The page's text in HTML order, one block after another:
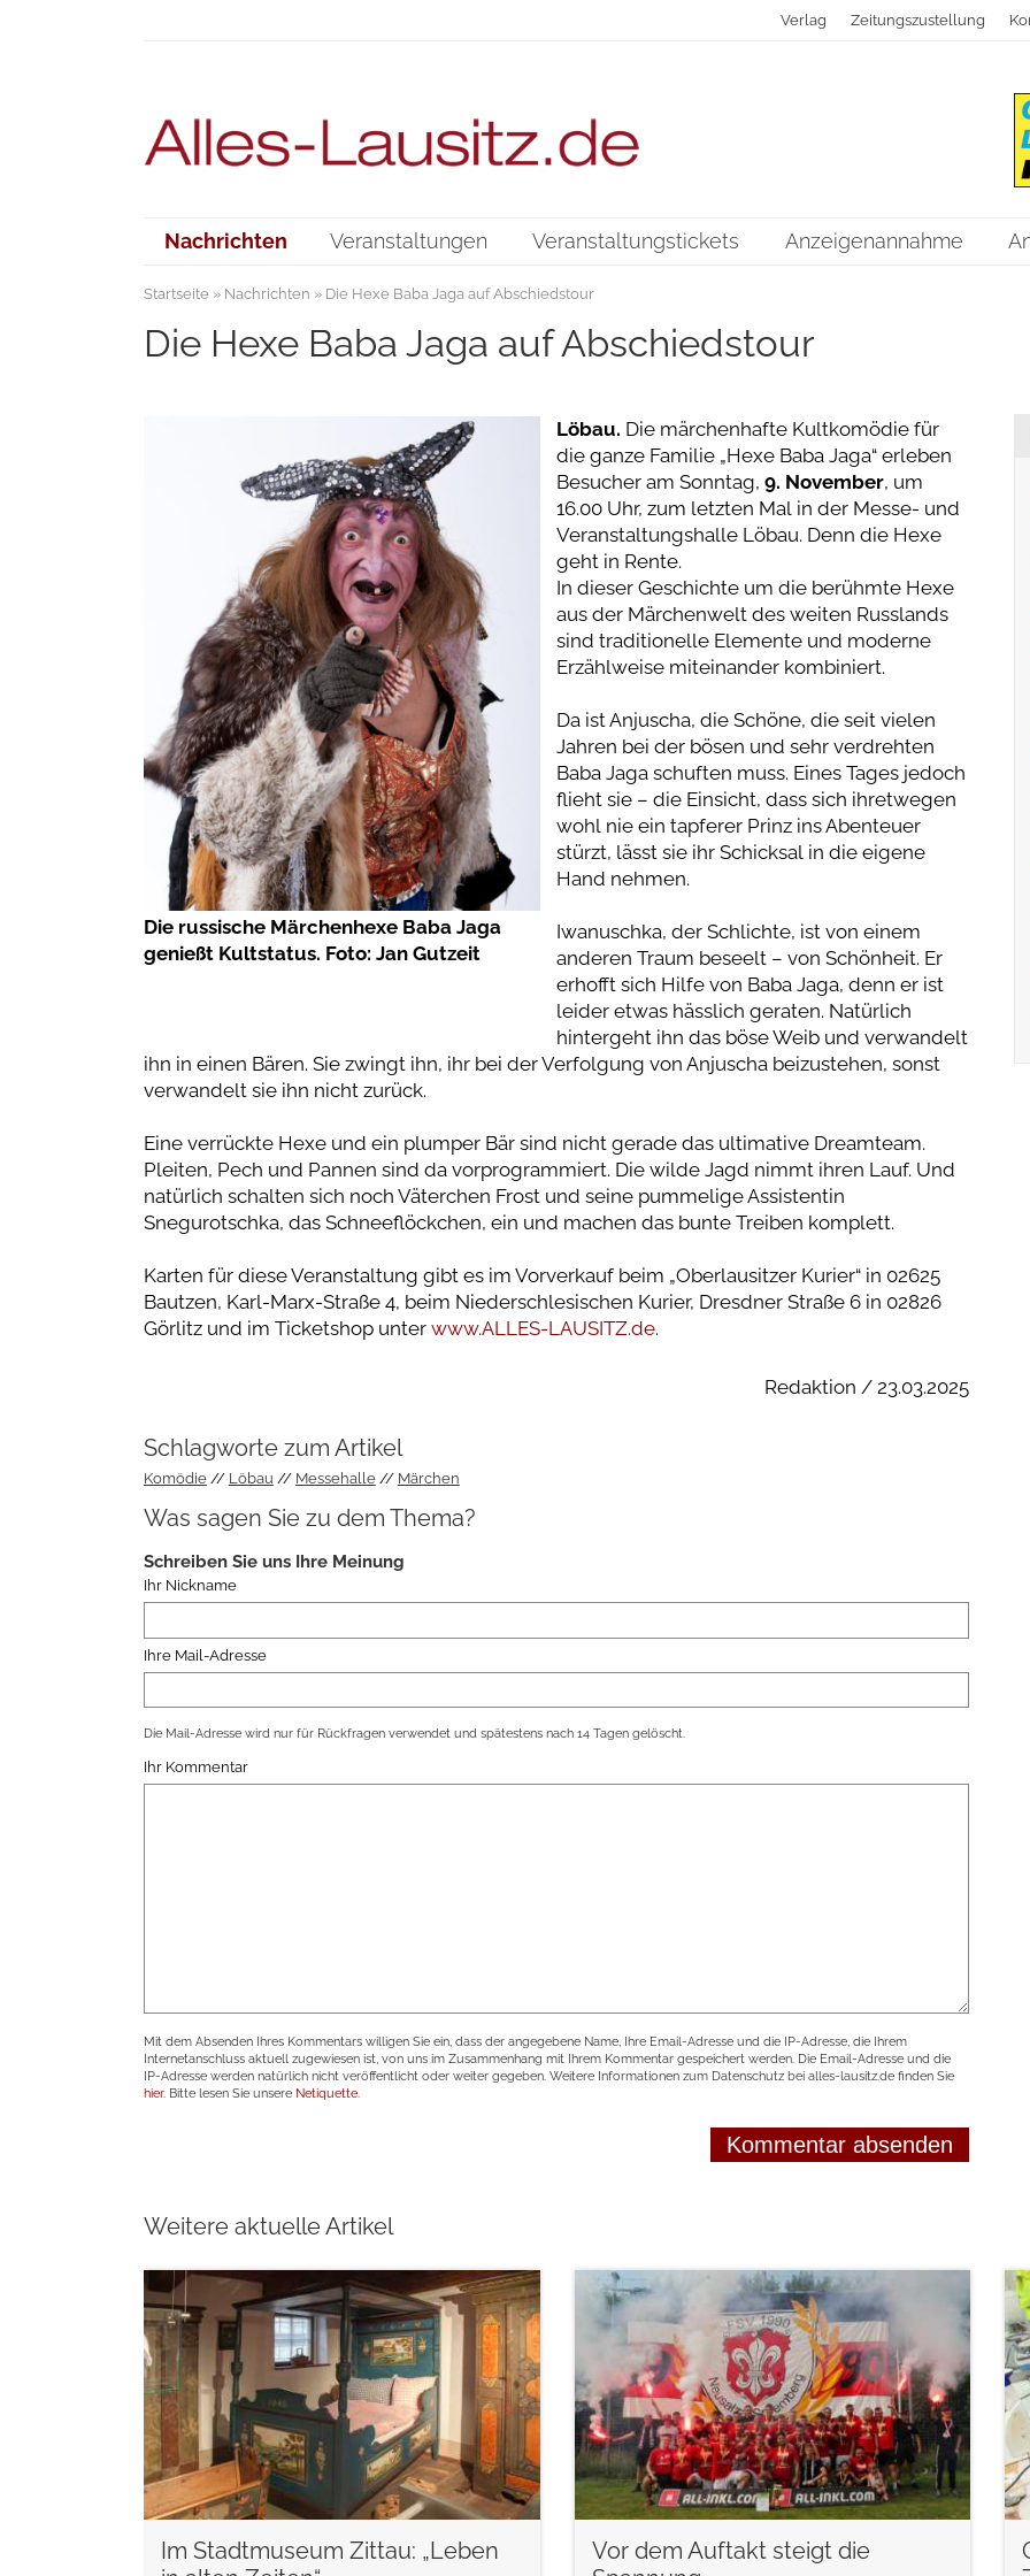
Verlag Zeitungszustellung
Nachrichten Veranstaltungen Veranstaltungstickets Anzeigenannahme
Startseite» Nachrichten » Die Hexe Baba Jaga auf Abschiedstour
Die Hexe Baba Jaga auf Abschiedstour
Die russische Märchenhexe Baba Jaga
genießt Kultstatus. Foto: Jan Gutzeit
Löbau. Die märchenhafte Kultkomödie für
die ganze Familie „Hexe Baba Jaga“ erleben
Besucher am Sonntag, 9. November, um
16.00 Uhr, zum letzten Mal in der Messe- und
Veranstaltungshalle Löbau. Denn die Hexe
geht in Rente.
In dieser Geschichte um die berühmte Hexe
aus der Märchenwelt des weiten Russlands
sind traditionelle Elemente und moderne
Erzählweise miteinander kombiniert.
Da ist Anjuscha, die Schöne, die seit vielen
Jahren bei der bösen und sehr verdrehten
Baba Jaga schuften muss. Eines Tages jedoch
flieht sie – die Einsicht, dass sich ihretwegen
wohl nie ein tapferer Prinz ins Abenteuer
stürzt, lässt sie ihr Schicksal in die eigene
Hand nehmen.
Iwanuschka, der Schlichte, ist von einem
anderen Traum beseelt – von Schönheit. Er
erhofft sich Hilfe von Baba Jaga, denn er ist
leider etwas hässlich geraten. Natürlich
hintergeht ihn das böse Weib und verwandelt
ihn in einen Bären. Sie zwingt ihn, ihr bei der Verfolgung von Anjuscha beizustehen, sonst
verwandelt sie ihn nicht zurück.
Eine verrückte Hexe und ein plumper Bär sind nicht gerade das ultimative Dreamteam.
Pleiten, Pech und Pannen sind da vorprogrammiert. Die wilde Jagd nimmt ihren Lauf. Und
natürlich schalten sich noch Väterchen Frost und seine pummelige Assistentin
Snegurotschka, das Schneeflöckchen, ein und machen das bunte Treiben komplett.
Karten für diese Veranstaltung gibt es im Vorverkauf beim „Oberlausitzer Kurier“ in 02625
Bautzen, Karl-Marx-Straße 4, beim Niederschlesischen Kurier, Dresdner Straße 6 in 02826
Görlitz und im Ticketshop unter www.ALLES-LAUSITZ.de.
Redaktion / 23.03.2025
Schlagworte zum Artikel
Komödie Löbau Messehalle Märchen
Was sagen Sie zu dem Thema?
Schreiben Sie uns Ihre Meinung
Ihr Nickname
Ihre Mail-Adresse
Die Mail-Adresse wird nur für Rückfragen verwendet und spätestens nach 14 Tagen gelöscht.
Ihr Kommentar
Mit dem Absenden Ihres Kommentars willigen Sie ein, dass der angegebene Name, Ihre Email-Adresse und die IP-Adresse, die Ihrem
Internetanschluss aktuell zugewiesen ist, von uns im Zusammenhang mit Ihrem Kommentar gespeichert werden. Die Email-Adresse und die
IP-Adresse werden natürlich nicht veröffentlicht oder weiter gegeben. Weitere Informationen zum Datenschutz bei alles-lausitz.de finden Sie
hier. Bitte lesen Sie unsere Netiquette.
Weitere aktuelle Artikel
Im Stadtmuseum Zittau: „Leben
weiterlesen
Vor dem Auftakt steigt die
weiterlesen